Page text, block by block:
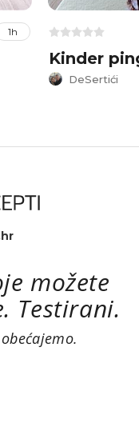
1h
Kinder
DeSertići
možete
Testirani.